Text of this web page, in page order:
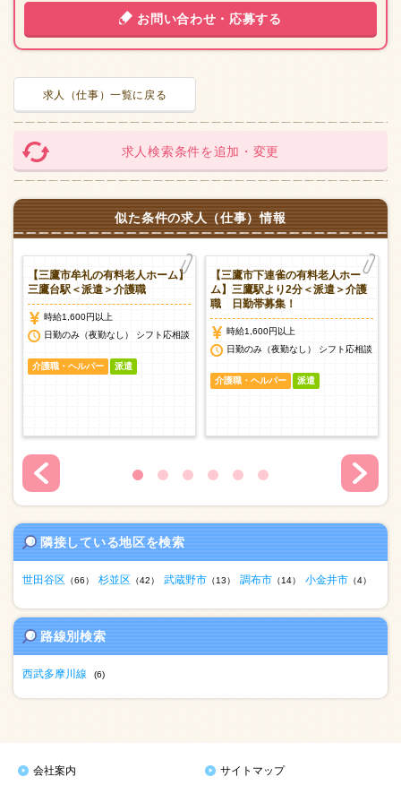
お問い合わせ・応募する
求人（仕事）一覧に戻る
求人検索条件を追加・変更
似た条件の求人（仕事）情報
【三鷹市牟礼の有料老人ホーム】
三鷹台駅＜派遣＞介護職
時給1,600円以上
日勤のみ（夜勤なし） シフト応相談
介護職・ヘルパー 派遣
【三鷹市下連雀の有料老人ホー
ム】三鷹駅より2分＜派遣＞介護
職 日勤帯募集！
時給1,600円以上
日勤のみ（夜勤なし） シフト応相談
介護職・ヘルパー 派遣
隣接している地区を検索
世田谷区 （66） 杉並区 （42） 武蔵野市 （13） 調布市 （14） 小金井市 （4）
路線別検索
西武多摩川線 (6)
会社案内 サイトマップ